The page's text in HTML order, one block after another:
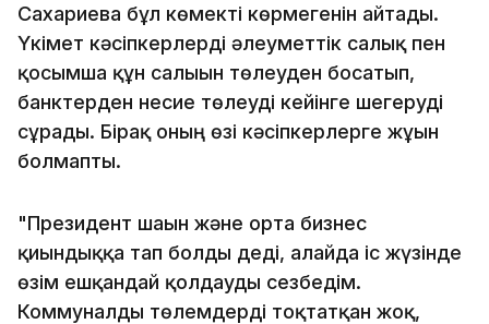
Сахариева бұл көмекті көрмегенін айтады.
Үкімет кәсіпкерлерді әлеуметтік салық пен
қосымша құн салығын төлеуден босатып,
банктерден несие төлеуді кейінге шегеруді
сұрады. Бірақ оның өзі кәсіпкерлерге жұғын
болмапты.
"Президент шағын және орта бизнес
қиындыққа тап болды деді, алайда іс жүзінде
өзім ешқандай қолдауды сезбедім.
Коммуналды төлемдерді тоқтатқан жоқ,